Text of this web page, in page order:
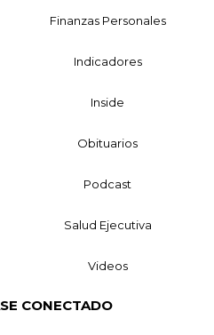
Finanzas Personales
Indicadores
Inside
Obituarios
Podcast
Salud Ejecutiva
Videos
CONECTADO